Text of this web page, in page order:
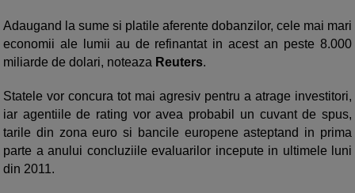
Adaugand la sume si platile aferente dobanzilor, cele mai mari
economii ale lumii au de refinantat in acest an peste 8.000
miliarde de dolari, noteaza Reuters.
Statele vor concura tot mai agresiv pentru a atrage investitori,
iar agentiile de rating vor avea probabil un cuvant de spus,
tarile din zona euro si bancile europene asteptand in prima
parte a anului concluziile evaluarilor incepute in ultimele luni
din 2011.